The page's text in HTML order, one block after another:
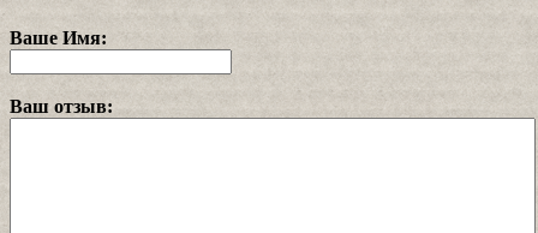
Ваше Имя:
Ваш отзыв: